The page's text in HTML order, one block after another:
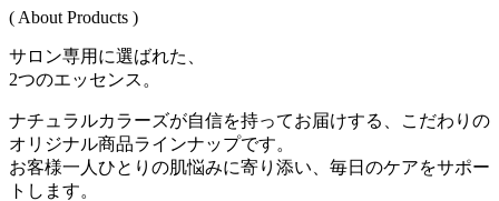
( About Products )
サロン専用に選ばれた、
2つのエッセンス。
ナチュラルカラーズが自信を持ってお届けする、こだわりの
オリジナル商品ラインナップです。
お客様一人ひとりの肌悩みに寄り添い、毎日のケアをサポー
トします。